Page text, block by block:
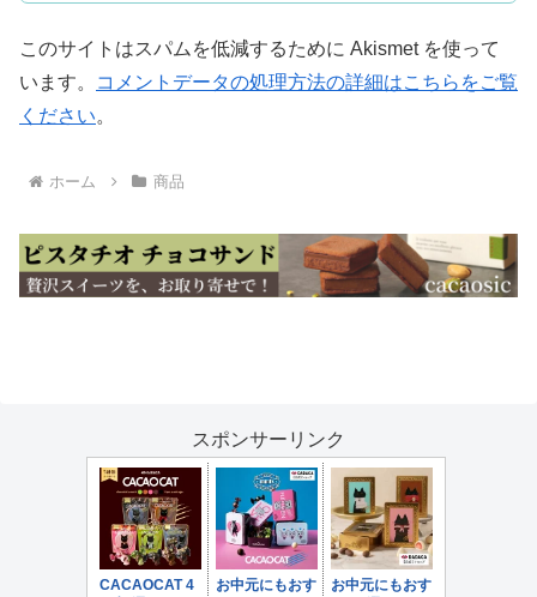
このサイトはスパムを低減するために Akismet を使って
います。
コメントデータの処理方法の詳細はこちらをご覧
ください。
ホーム 商品
スポンサーリンク